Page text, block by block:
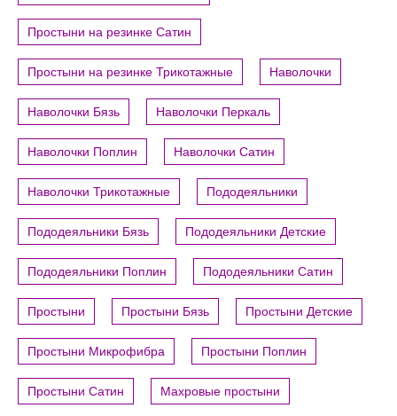
Простыни на резинке Сатин
Простыни на резинке Трикотажные Наволочки
Наволочки Бязь Наволочки Перкаль
Наволочки Поплин Наволочки Сатин
Наволочки Трикотажные Пододеяльники
Пододеяльники Бязь Пододеяльники Детские
Пододеяльники Поплин Пододеяльники Сатин
Простыни Простыни Бязь Простыни Детские
Простыни Микрофибра Простыни Поплин
Простыни Сатин Махровые простыни